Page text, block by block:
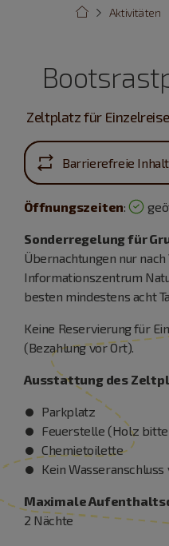
Aktivitäten
Zeltplatz für
Barrierefreie
Öffnungszeiten:
Sonderregelung für
Übernachtungen nur
Informationszentrum
besten mindestens acht
Keine Reservierung für
(Bezahlung vor Ort).
Ausstattung des
Parkplatz
Feuerstelle (Holz
Chemietoilette
Kein Wasseranschluss
Maximale
2 Nächte